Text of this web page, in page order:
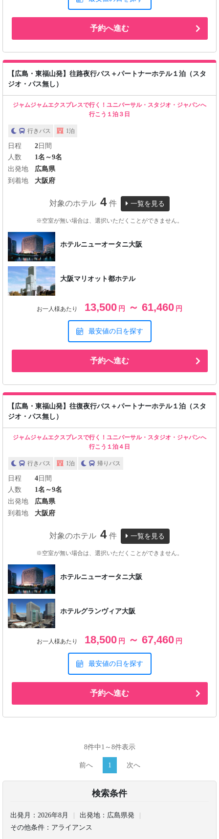
予約へ進む
【広島・東福山発】往路夜行バス＋パートナーホテル１泊（スタ
ジオ・パス無し）
ジャムジャムエクスプレスで行く！ユニバーサル・スタジオ・ジャパンへ
行こう１泊３日
行きバス 1泊
日程 2日間
人数
1名～9名
出発地
広島県
到着地
大阪府
対象のホテル 4 件 一覧を見る
※空室が無い場合は、選択いただくことができません。
ホテルニューオータニ大阪
大阪マリオット都ホテル
お一人様あたり 13,500 円 ～ 61,460 円
最安値の日を探す
予約へ進む
【広島・東福山発】往復夜行バス＋パートナーホテル１泊（スタ
ジオ・パス無し）
ジャムジャムエクスプレスで行く！ユニバーサル・スタジオ・ジャパンへ
行こう１泊４日
行きバス 1泊 帰りバス
日程 4日間
人数
1名～9名
出発地
広島県
到着地
大阪府
対象のホテル 4 件 一覧を見る
※空室が無い場合は、選択いただくことができません。
ホテルニューオータニ大阪
ホテルグランヴィア大阪
お一人様あたり 18,500 円 ～ 67,460 円
最安値の日を探す
予約へ進む
8件中1～8件表示
前へ 1 次へ
検索条件
出発月： 2026年8月 出発地： 広島県発
その他条件： アライアンス